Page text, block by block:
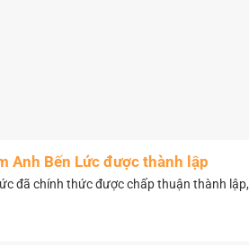
Anh Bến Lức được thành lập
đã chính thức được chấp thuận thành lập,